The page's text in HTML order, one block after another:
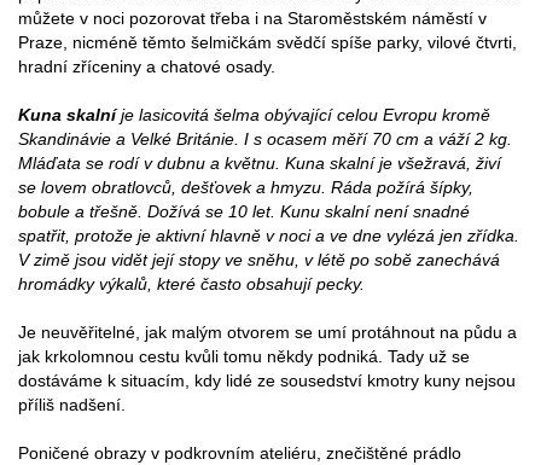
můžete v noci pozorovat třeba i na Staroměstském náměstí v
Praze, nicméně těmto šelmičkám svědčí spíše parky, vilové čtvrti,
hradní zříceniny a chatové osady.
Kuna skalníje lasicovitá šelma obývající celou Evropu kromě
Skandinávie a Velké Británie. I s ocasem měří 70 cm a váží 2 kg.
Mláďata se rodí v dubnu a květnu. Kuna skalní je všežravá, živí
se lovem obratlovců, dešťovek a hmyzu. Ráda požírá šípky,
bobule a třešně. Dožívá se 10 let. Kunu skalní není snadné
spatřit, protože je aktivní hlavně v noci a ve dne vylézá jen zřídka.
V zimě jsou vidět její stopy ve sněhu, v létě po sobě zanechává
hromádky výkalů, které často obsahují pecky.
Je neuvěřitelné, jak malým otvorem se umí protáhnout na půdu a
jak krkolomnou cestu kvůli tomu někdy podniká. Tady už se
dostáváme k situacím, kdy lidé ze sousedství kmotry kuny nejsou
příliš nadšení.
Poničené obrazy v podkrovním ateliéru, znečištěné prádlo